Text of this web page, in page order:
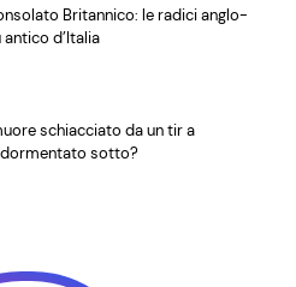
Britannico: le radici anglo-
d’Italia
schiacciato da un tir a
sotto?